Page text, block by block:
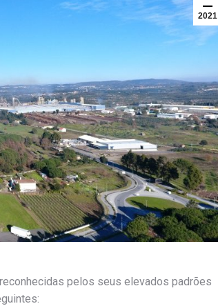
2021
pelos seus elevados padrões